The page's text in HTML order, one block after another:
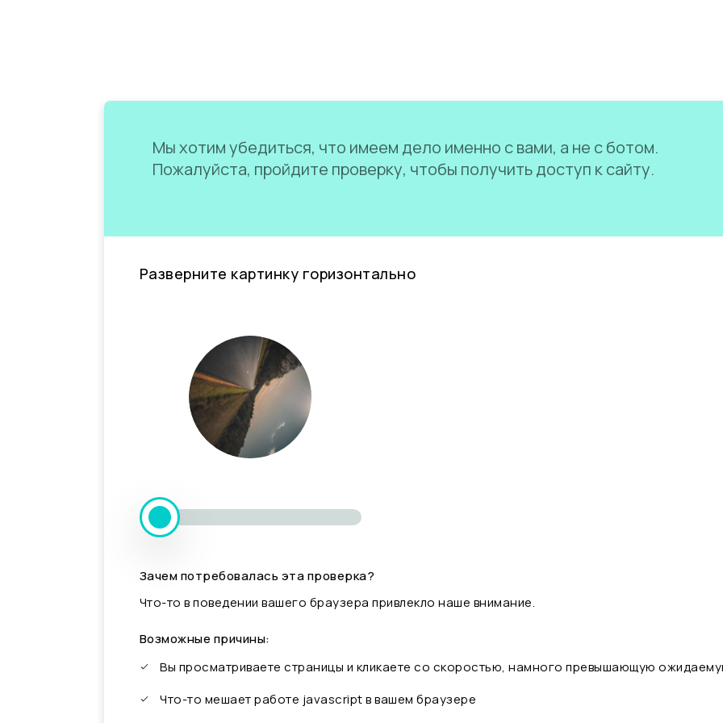
Мы хотим убедиться, что имеем дело именно с вами, а не с ботом.
Пожалуйста, пройдите проверку, чтобы получить доступ к сайту.
Разверните картинку горизонтально
Зачем потребовалась эта проверка?
Что-то в поведении вашего браузера привлекло наше внимание.
Возможные причины:
Вы просматриваете страницы и кликаете со скоростью, намного превышающую
Что-то мешает работе javascript в вашем браузере